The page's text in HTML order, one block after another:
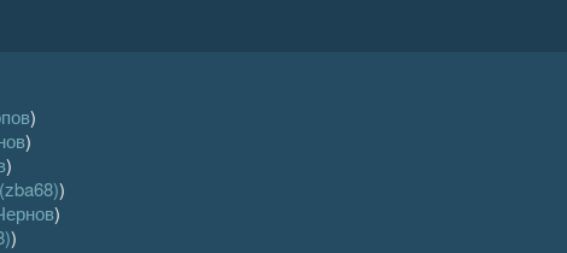
)
)
)
)
)
)